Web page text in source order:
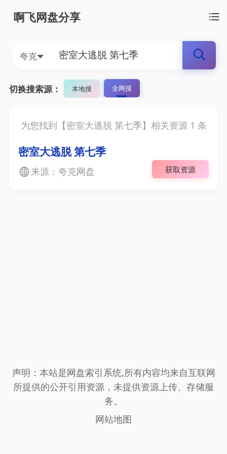
啊飞网盘分享
夸克
切换搜索源： 本地搜 全网搜
为您找到【密室大逃脱 第七季】相关资源1 条
密室大逃脱 第七季
来源：夸克网盘 获取资源
声明：本站是网盘索引系统,所有内容均来自互联网
所提供的公开引用资源，未提供资源上传、存储服
务。
网站地图